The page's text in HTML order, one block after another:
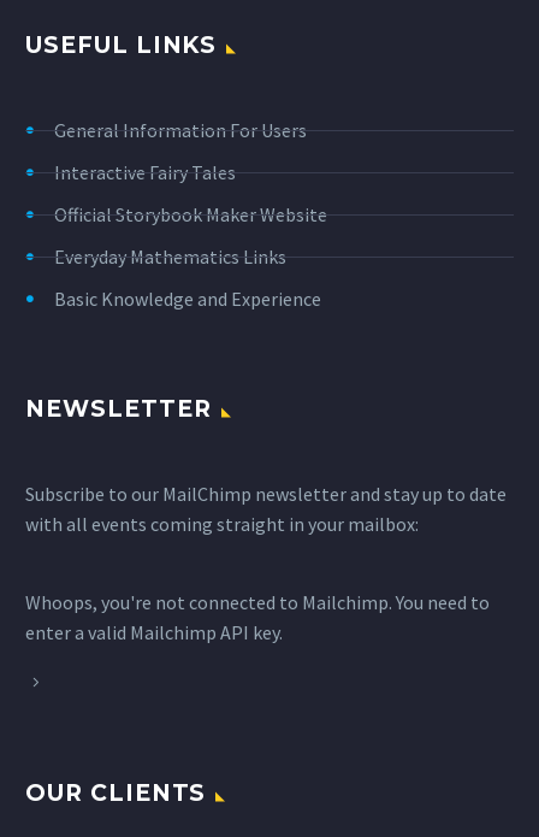
USEFUL LINKS
General Information For Users
Interactive Fairy Tales
Official Storybook Maker Website
Everyday Mathematics Links
Basic Knowledge and Experience
NEWSLETTER
Subscribe to our MailChimp newsletter and stay up to date
with all events coming straight in your mailbox:
Whoops, you're not connected to Mailchimp. You need to
enter a valid Mailchimp API key.
OUR CLIENTS